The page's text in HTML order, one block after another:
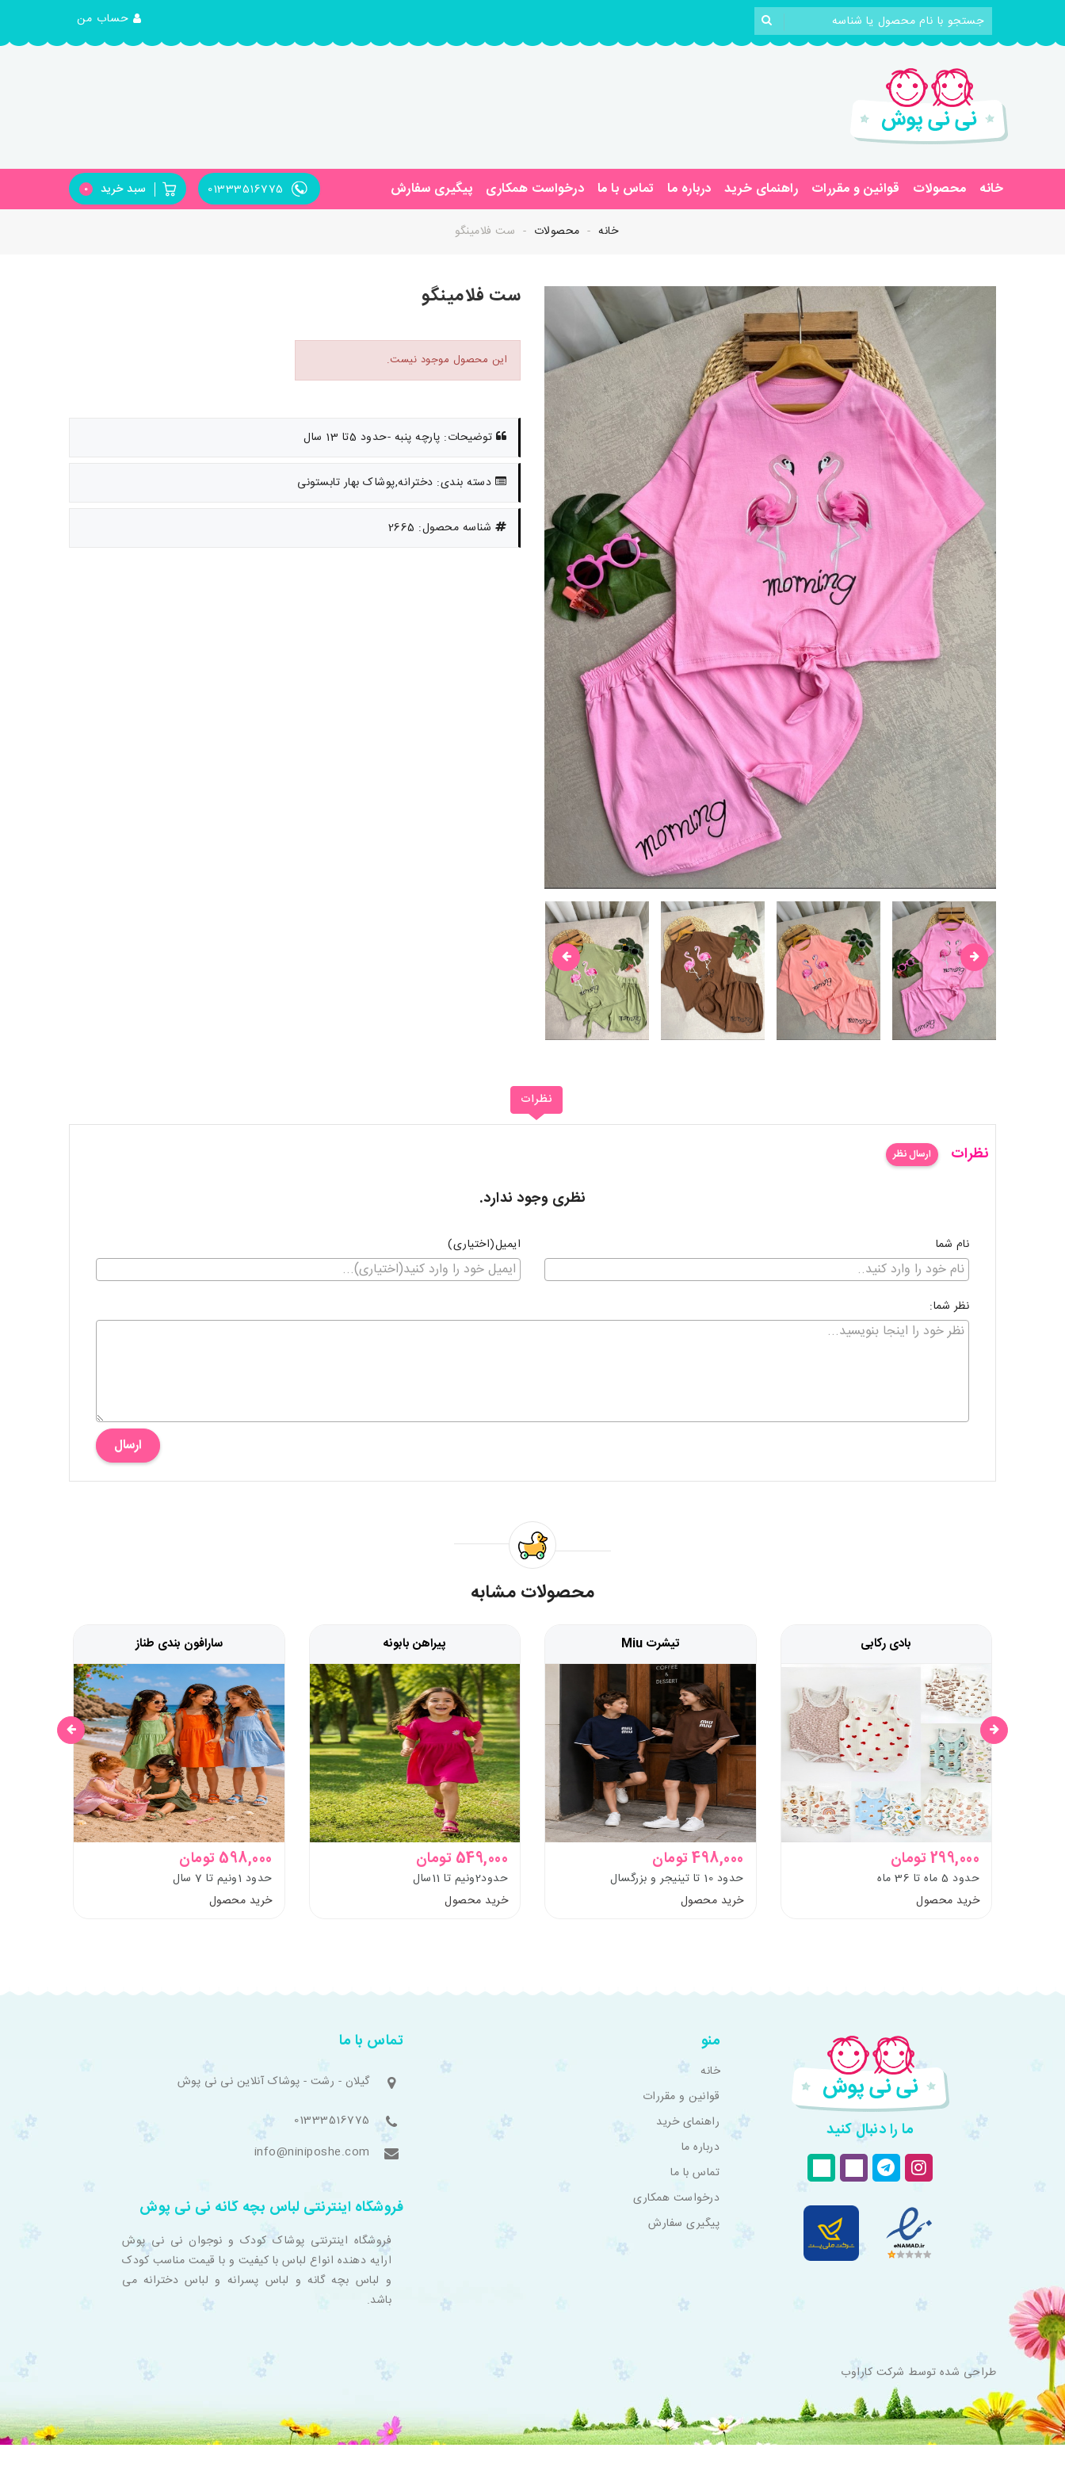
حساب من
خانه محصولات قوانین و مقررات راهنمای خرید درباره ما تماس با ما درخواست همکاری پیگیری سفارش سبد خرید 0 01333516775
خانه محصولات ست فلامینگو
ست فلامینگو
این محصول موجود نیست.
توضیحات: پارچه پنبه -حدود 5تا 13 سال
دسته بندی: دخترانه,پوشاک بهار تابستونی
شناسه محصول: 2665
نظرات
نظرات ارسال نظر
نظری وجود ندارد.
نام شما ایمیل(اختیاری)
نظر شما:
ارسال
محصولات مشابه
بادی رکابی
299,000 تومان
حدود 5 ماه تا 36 ماه
خرید محصول
تیشرت Miu
498,000 تومان
حدود 10 تا تینیجر و بزرگسال
خرید محصول
پیراهن بابونه
549,000 تومان
حدود2ونیم تا 11سال
خرید محصول
سارافون بندی طناز
598,000 تومان
حدود 1ونیم تا 7 سال
خرید محصول
ما را دنبال کنید
منو
خانه
قوانین و مقررات
راهنمای خرید
درباره ما
تماس با ما
درخواست همکاری
پیگیری سفارش
تماس با ما
گیلان - رشت - پوشاک آنلاین نی نی پوش
01333516775
info@niniposhe.com
فروشگاه اینترنتی لباس بچه گانه نی نی پوش
فروشگاه اینترنتی پوشاک کودک و نوجوان نی نی پوش
ارایه دهنده انواع لباس با کیفیت و با قیمت مناسب کودک
و لباس بچه گانه و لباس پسرانه و لباس دخترانه می
باشد.
طراحی شده توسط شرکت کاراوب